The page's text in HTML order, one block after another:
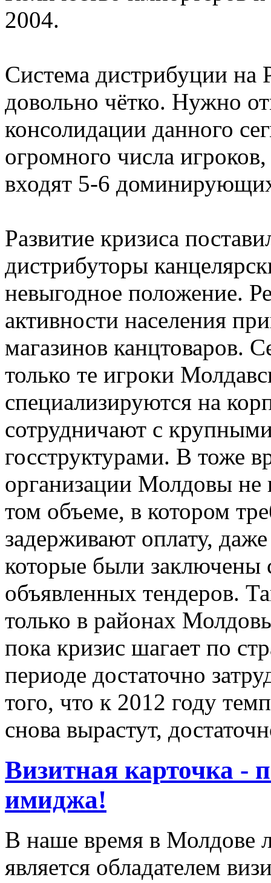
2004.
Система дистрибуции на
довольно чётко. Нужно
консолидации данного
огромного числа
входят 5-6
Развитие кризиса
дистрибуторы
невыгодное положение.
активности населения
магазинов канцтоваров.
только те игроки
специализируются на
сотрудничают с
госструктурами. В тоже
организации Молдовы не
том объеме, в котором
задерживают оплату,
которые были заключены
объявленных тендеров.
только в районах
пока кризис шагает по
периоде достаточно
того, что к 2012 году
снова вырастут,
Визитная карточка -
имиджа!
В наше время в Молдове
является обладателем